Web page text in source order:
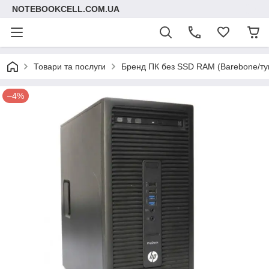
NOTEBOOKCELL.COM.UA
Товари та послуги Бренд ПК без SSD RAM (Barebone/
–4%